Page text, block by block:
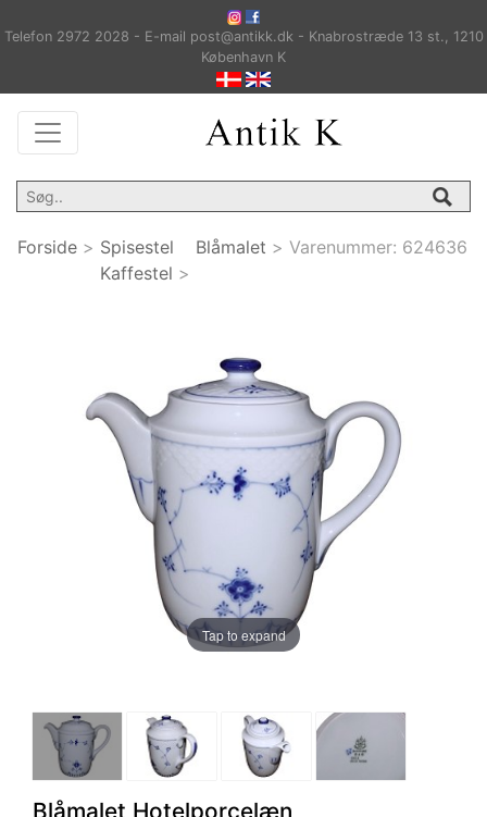
Telefon 2972 2028 - E-mail post@antikk.dk - Knabrostræde 13 st., 1210
København K
Forside > Spisestel
Kaffestel >
Blåmalet > Varenummer: 624636
Tap to expand
Blåmalet Hotelporcelæn